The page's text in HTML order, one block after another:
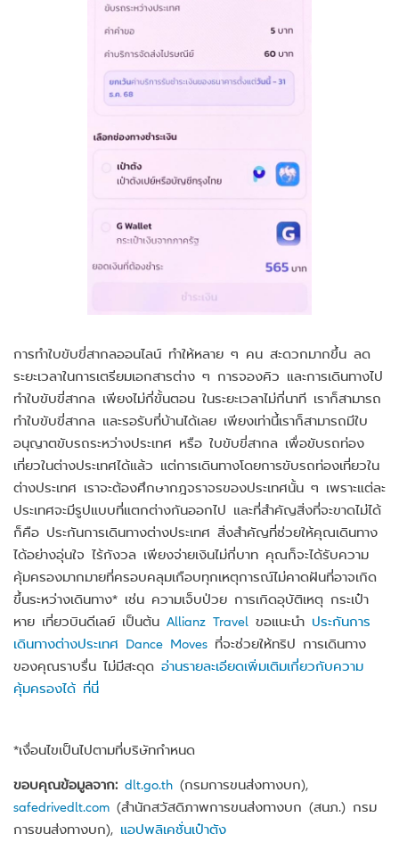
การทำใบขับขี่สากลออนไลน์ ทำให้หลาย ๆ คน สะดวกมากขึ้น ลด
ระยะเวลาในการเตรียมเอกสารต่าง ๆ การจองคิว และการเดินทางไป
ทำใบขับขี่สากล เพียงไม่กี่ขั้นตอน ในระยะเวลาไม่กี่นาที เราก็สามารถ
ทำใบขับขี่สากล และรอรับที่บ้านได้เลย เพียงเท่านี้เราก็สามารถมีใบ
อนุญาตขับรถระหว่างประเทศ หรือ ใบขับขี่สากล เพื่อขับรถท่อง
เที่ยวในต่างประเทศได้แล้ว แต่การเดินทางโดยการขับรถท่องเที่ยวใน
ต่างประเทศ เราจะต้องศึกษากฎจราจรของประเทศนั้น ๆ เพราะแต่ละ
ประเทศจะมีรูปแบบที่แตกต่างกันออกไป และที่สำคัญสิ่งที่จะขาดไม่ได้
ก็คือ ประกันการเดินทางต่างประเทศ สิ่งสำคัญที่ช่วยให้คุณเดินทาง
ได้อย่างอุ่นใจ ไร้กังวล เพียงจ่ายเงินไม่กี่บาท คุณก็จะได้รับความ
คุ้มครองมากมายที่ครอบคลุมเกือบทุกเหตุการณ์ไม่คาดฝันที่อาจเกิด
ขึ้นระหว่างเดินทาง* เช่น ความเจ็บป่วย การเกิดอุบัติเหตุ กระเป๋า
หาย เที่ยวบินดีเลย์ เป็นต้น Allianz Travel ขอแนะนำ ประกันการ
เดินทางต่างประเทศ Dance Moves ที่จะช่วยให้ทริป การเดินทาง
ของคุณราบรื่น ไม่มีสะดุด อ่านรายละเอียดเพิ่มเติมเกี่ยวกับความ
คุ้มครองได้ ที่นี่
*เงื่อนไขเป็นไปตามที่บริษัทกำหนด
ขอบคุณข้อมูลจาก: dlt.go.th (กรมการขนส่งทางบก),
safedrivedlt.com (สำนักสวัสดิภาพการขนส่งทางบก (สนภ.) กรม
การขนส่งทางบก), แอปพลิเคชั่นเป๋าตัง